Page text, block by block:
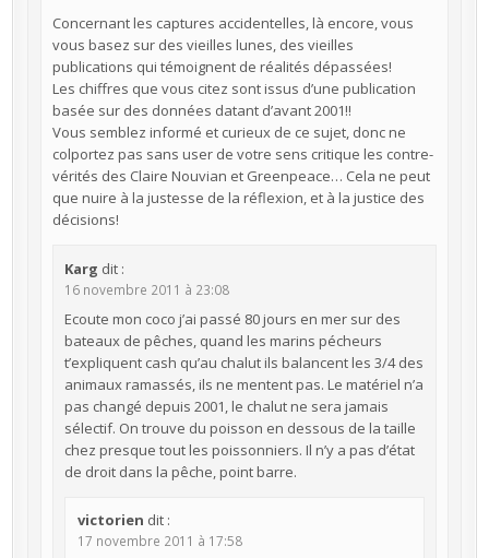
Concernant les captures accidentelles, là encore, vous
vous basez sur des vieilles lunes, des vieilles
publications qui témoignent de réalités dépassées!
Les chiffres que vous citez sont issus d’une publication
basée sur des données datant d’avant 2001!!
Vous semblez informé et curieux de ce sujet, donc ne
colportez pas sans user de votre sens critique les contre-
vérités des Claire Nouvian et Greenpeace… Cela ne peut
que nuire à la justesse de la réflexion, et à la justice des
décisions!
Karg dit :
16 novembre 2011 à 23:08
Ecoute mon coco j’ai passé 80 jours en mer sur des
bateaux de pêches, quand les marins pécheurs
t’expliquent cash qu’au chalut ils balancent les 3/4 des
animaux ramassés, ils ne mentent pas. Le matériel n’a
pas changé depuis 2001, le chalut ne sera jamais
sélectif. On trouve du poisson en dessous de la taille
chez presque tout les poissonniers. Il n’y a pas d’état
de droit dans la pêche, point barre.
victorien dit :
17 novembre 2011 à 17:58